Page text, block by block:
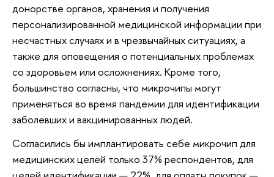
донорстве органов, хранения и получения
персонализированной медицинской информации при
несчастных случаях и в чрезвычайных ситуациях, а
также для оповещения о потенциальных проблемах
со здоровьем или осложнениях. Кроме того,
большинство согласны, что микрочипы могут
применяться во время пандемии для идентификации
заболевших и вакцинированных людей.
Согласились бы имплантировать себе микрочип для
медицинских целей только 37% респондентов, для